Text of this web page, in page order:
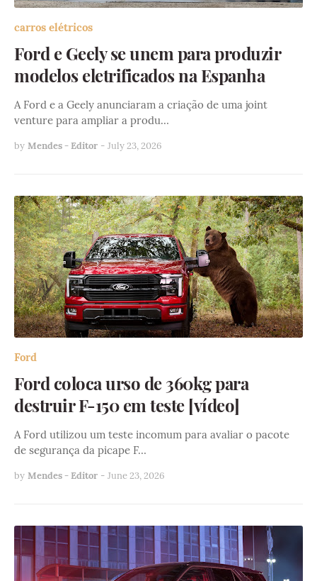
carros elétricos
Ford e Geely se unem para produzir
modelos eletrificados na Espanha
A Ford e a Geely anunciaram a criação de uma joint
venture para ampliar a produ…
by Mendes - Editor - July 23, 2026
Ford
Ford coloca urso de 360kg para
destruir F-150 em teste [vídeo]
A Ford utilizou um teste incomum para avaliar o pacote
de segurança da picape F…
by Mendes - Editor - June 23, 2026